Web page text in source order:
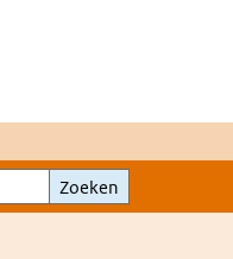
Zoeken